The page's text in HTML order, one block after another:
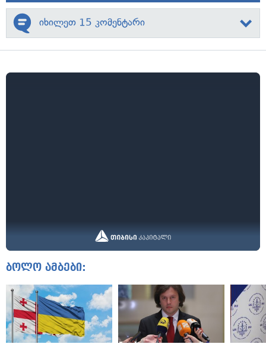
იხილეთ 15 კომენტარი
ბოლო ამბები: